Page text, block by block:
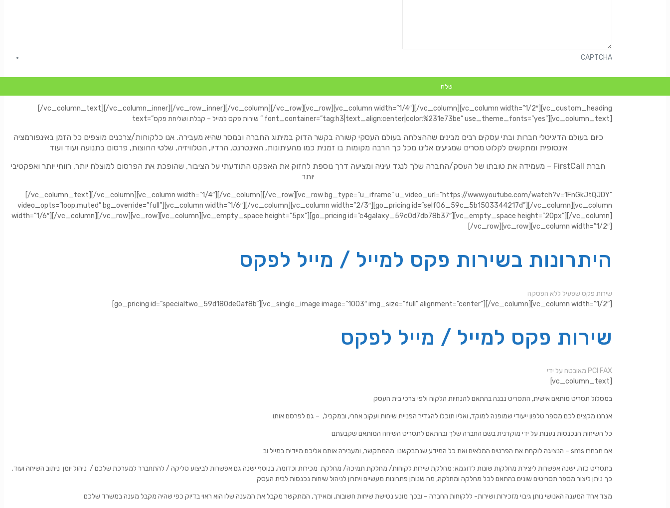
CAPTCHA
[/vc_column_text][/vc_column_inner][/vc_row_inner][/vc_column][/vc_row][vc_row][vc_column width=”1/4″][/vc_column][vc_column width=”1/2″][vc_custom_heading
text=”שירות פקס למייל – קבלת ושליחת פקס ” font_container=”tag:h3|text_align:center|color:%231e73be” use_theme_fonts=”yes”][vc_column_text]
כיום בעולם הדיגיטלי חברות ובתי עסקים רבים מבינים שההצלחה בעולם העסקי קשורה בקשר הדוק במיתוג החברה ובמסר שהיא מעבירה. אנו כלקוחות/צרכנים מוצפים כל הזמן באינפורמציה
אינסופית ומתקשים לקלוט מסרים שמגיעים אלינו מכל כך הרבה מקומות בו זמנית כמו מהעיתונות, האינטרנט, הרדיו, הטלוויזיה, שלטי החוצות, פרסום בתנועה ועוד ועוד
חברת
FirstCall – מעמידה את טובתו של העסק/החברה שלך לנגד עיניה ומציעה דרך נוספת לחזוק את האפקט התודעתי על הציבור, שהופכת את הפרסום למוצלח יותר, רווחי יותר ואפקטיבי
יותר
[/vc_column_text][/vc_column][vc_column width=”1/4″][/vc_column][/vc_row][vc_row bg_type=”u_iframe” u_video_url=”https://www.youtube.com/watch?v=1FnGkJtQJDY”
video_opts=”loop,muted” bg_override=”full”][vc_column width=”1/6″][/vc_column][vc_column width=”2/3″][go_pricing id=”self06_59c_5b1503344217d”][/vc_column][vc_column
width=”1/6″][/vc_column][/vc_row][vc_row][vc_column][vc_empty_space height=”5px”][go_pricing id=”c4galaxy_59c0d7db78b37″][vc_empty_space height=”20px”][/vc_column]
[/vc_row][vc_row][vc_column width=”1/2″]
היתרונות בשירות פקס למייל / מייל לפקס
שירות פקס שפעיל ללא הפסקה
[go_pricing id=”specialtwo_59d180de0af8b”][vc_single_image image=”1003″ img_size=”full” alignment=”center”][/vc_column][vc_column width=”1/2″]
שירות פקס למייל / מייל לפקס
מאובטח על ידי PCI FAX
[vc_column_text]
במסלול תסריט מותאם אישית, התסריט נבנה בהתאם להנחיות הלקוח ולפי צרכי בית העסק
אנחנו מקצים לכם מספר טלפון ייעודי שמופנה למוקד, ואליו תוכלו להגדיר הפניית שיחות ועקוב אחרי, ובמקביל, – גם לפרסם אותו
כל השיחות הנכנסות נענות על ידי מוקדנית בשם החברה שלך ובהתאם לתסריט השיחה המותאם שקבעתם
הנציגה לוקחת את הפרטים המלאים ואת כל המידע שנתבקשנו מהמתקשר, ומעבירה אותם אליכם מיידית במייל וב – sms אם תבחרו
בתסריט כזה, ישנה אפשרות ליצירת מחלקות שונות לדוגמא: מחלקת שירות לקוחות/ מחלקת תמיכה/ מחלקת מכירות וכדומה. בנוסף ישנה גם אפשרות לביצוע סליקה / להתחברר למערכת שלכם / ניהול יומן ניתוב השיחה ועוד.
כך ניתן ליצור מספר תסריטים שונים בהתאם לכל מחלקה ומחלקה, מה שנותן פתרונות מעשיים ויתרון לניהול שיחות נכנסות לבית העסק
מצד אחד המענה האנושי נותן גיבוי מזכירות ושירות- ללקוחות החברה – ובכך מונע נטישת שיחות חשובות, ומאידך, המתקשר מקבל את המענה שלו הוא ראוי בדיוק כפי שהיה מקבל מענה במשרד שלכם